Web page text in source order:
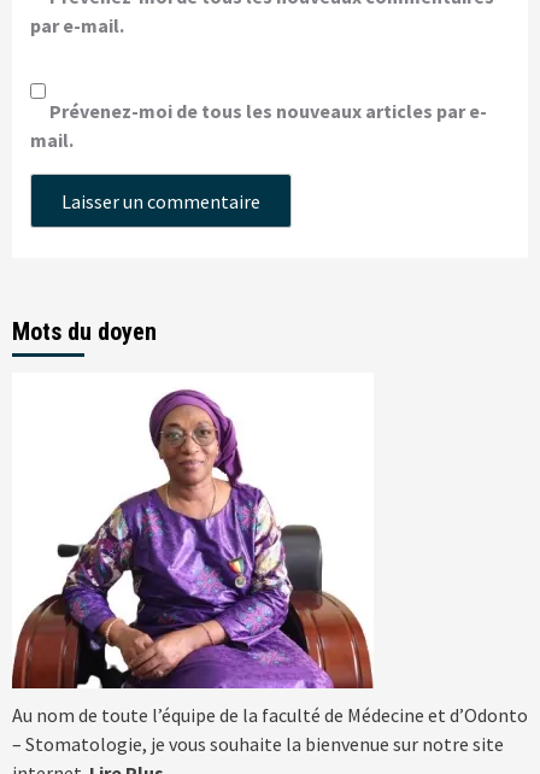
par e-mail.
Prévenez-moi de tous les nouveaux articles par e-
mail.
Mots du doyen
Au nom de toute l’équipe de la faculté de Médecine et d’Odonto
– Stomatologie, je vous souhaite la bienvenue sur notre site